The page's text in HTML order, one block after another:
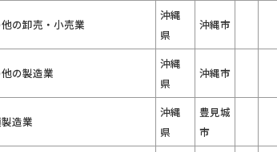
の卸売・小売業
沖縄
県
沖縄市
の製造業
沖縄
県
沖縄市
造業
沖縄
県
豊見城
市